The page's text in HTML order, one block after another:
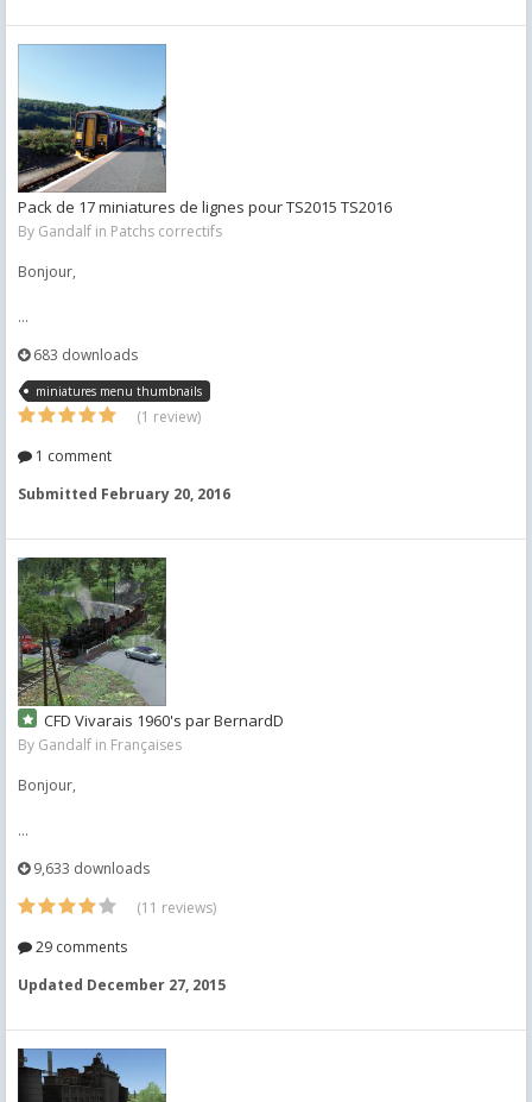
Pack de 17 miniatures de lignes pour TS2015 TS2016
By Gandalf in Patchs correctifs
Bonjour,
...
683 downloads
miniatures menu thumbnails
(1 review)
1 comment
Submitted February 20, 2016
CFD Vivarais 1960's par BernardD
By Gandalf in Françaises
Bonjour,
...
9,633 downloads
(11 reviews)
29 comments
Updated December 27, 2015